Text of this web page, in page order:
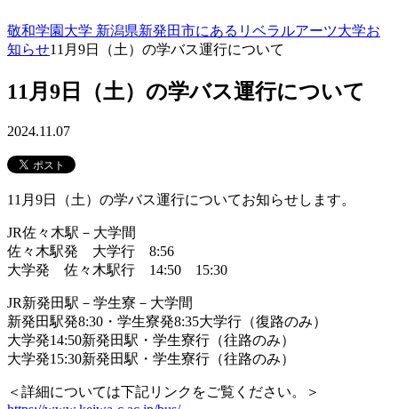
敬和学園大学 新潟県新発田市にあるリベラルアーツ大学お
知らせ11月9日（土）の学バス運行について
11月9日（土）の学バス運行について
2024.11.07
11月9日（土）の学バス運行についてお知らせします。
JR佐々木駅－大学間
佐々木駅発 大学行 8:56
大学発 佐々木駅行 14:50 15:30
JR新発田駅－学生寮－大学間
新発田駅発8:30・学生寮発8:35大学行（復路のみ）
大学発14:50新発田駅・学生寮行（往路のみ）
大学発15:30新発田駅・学生寮行（往路のみ）
＜詳細については下記リンクをご覧ください。＞